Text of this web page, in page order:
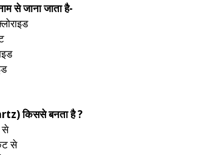
से जाना जाता है-
किससे बनता है ?
से
से